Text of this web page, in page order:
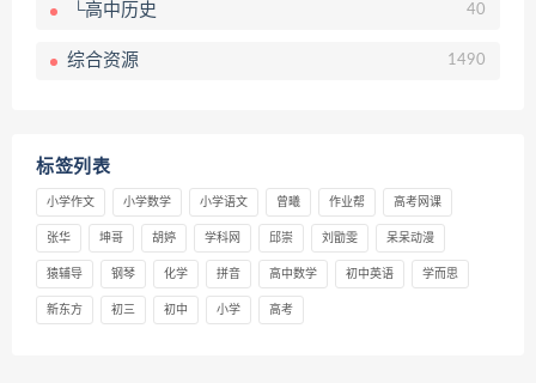
└高中历史 40
综合资源 1490
标签列表
小学作文 小学数学 小学语文 曾曦 作业帮 高考网课
张华 坤哥 胡婷 学科网 邱崇 刘勖雯 呆呆动漫
猿辅导 钢琴 化学 拼音 高中数学 初中英语 学而思
新东方 初三 初中 小学 高考